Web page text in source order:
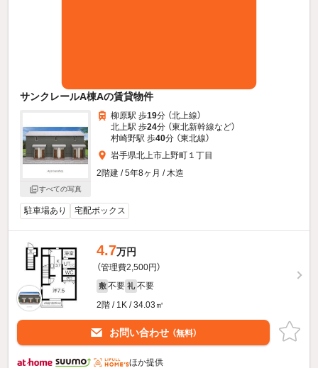
サンクレールA棟Aの賃貸物件
すべての写真
柳原駅 歩19分 （北上線）
北上駅 歩24分 （東北新幹線など）
村崎野駅 歩40分 （東北線）
岩手県北上市上野町１丁目
2階建 / 5年8ヶ月 / 木造
駐車場あり 宅配ボックス
4.7万円
（管理費2,500円）
敷 不要 礼 不要
2階 / 1K / 34.03㎡
お問い合わせ （無料）
ほか提供